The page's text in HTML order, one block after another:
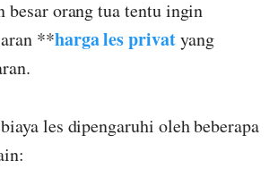
besar orang tua tentu ingin
**harga les privatyang
les dipengaruhi oleh beberapa